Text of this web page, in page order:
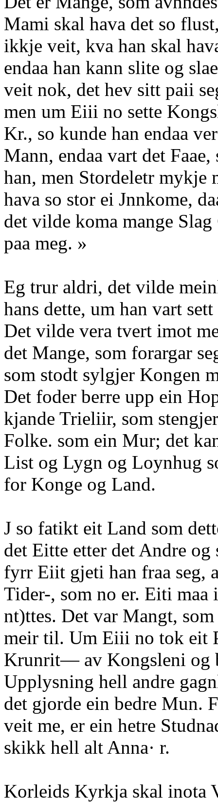
Mami skal hava det so
ikkje veit, kva han skal
endaa han kann slite og
veit nok, det hev sitt paii
men um Eiii no sette
Kr., so kunde han endaa
Mann, endaa vart det
han, men Stordeletr mykje
hava so stor ei Jnnkome,
det vilde koma mange
paa meg. »
Eg trur aldri, det vilde
hans dette, um han vart
Det vilde vera tvert imot
det Mange, som forargar
som stodt sylgjer Kongen
Det foder berre upp ein
kjande Trieliir, som
Folke. som ein Mur; det
List og Lygn og Loynhug
for Konge og Land.
J so fatikt eit Land som
det Eitte etter det Andre
fyrr Eiit gjeti han fraa seg,
Tider-, som no er. Eiti
nt)ttes. Det var Mangt,
meir til. Um Eiii no tok eit
Krunrit— av Kongsleni og
Upplysning hell andre
det gjorde ein bedre Mun.
veit me, er ein hetre
skikk hell alt Anna· r.
Korleids Kyrkja skal inota